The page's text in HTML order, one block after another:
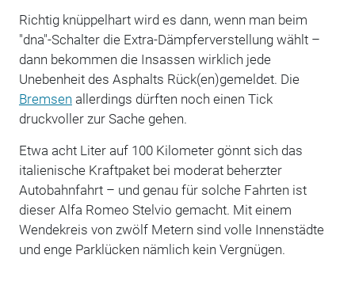
Richtig knüppelhart wird es dann, wenn man beim
"dna"-Schalter die Extra-Dämpferverstellung wählt –
dann bekommen die Insassen wirklich jede
Unebenheit des Asphalts Rück(en)gemeldet. Die
Bremsen allerdings dürften noch einen Tick
druckvoller zur Sache gehen.
Etwa acht Liter auf 100 Kilometer gönnt sich das
italienische Kraftpaket bei moderat beherzter
Autobahnfahrt – und genau für solche Fahrten ist
dieser Alfa Romeo Stelvio gemacht. Mit einem
Wendekreis von zwölf Metern sind volle Innenstädte
und enge Parklücken nämlich kein Vergnügen.